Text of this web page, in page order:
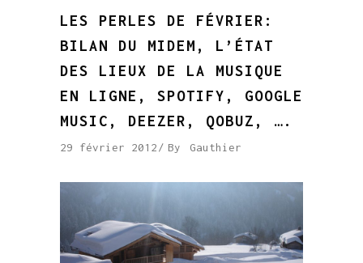
LES PERLES DE FÉVRIER:
BILAN DU MIDEM, L’ÉTAT
DES LIEUX DE LA MUSIQUE
EN LIGNE, SPOTIFY, GOOGLE
MUSIC, DEEZER, QOBUZ, ….
29 février 2012 By Gauthier